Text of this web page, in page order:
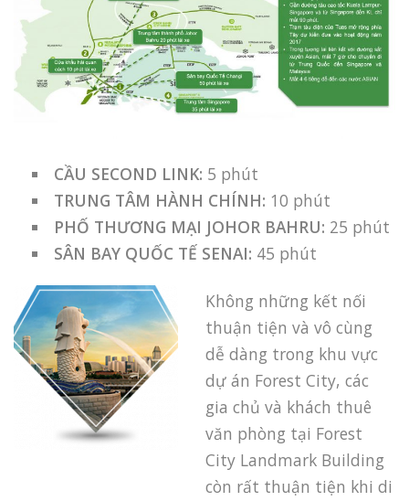
CẦU SECOND LINK: 5 phút
TRUNG TÂM HÀNH CHÍNH: 10 phút
PHỐ THƯƠNG MẠI JOHOR BAHRU: 25 phút
SÂN BAY QUỐC TẾ SENAI: 45 phút
Không những kết nối
thuận tiện và vô cùng
dễ dàng trong khu vực
dự án Forest City, các
gia chủ và khách thuê
văn phòng tại Forest
City Landmark Building
còn rất thuận tiện khi di